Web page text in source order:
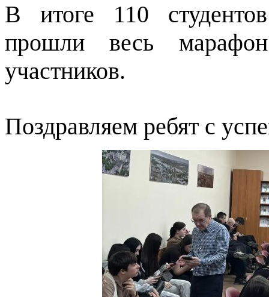
В итоге 110
прошли весь
участников.
Поздравляем ребят с